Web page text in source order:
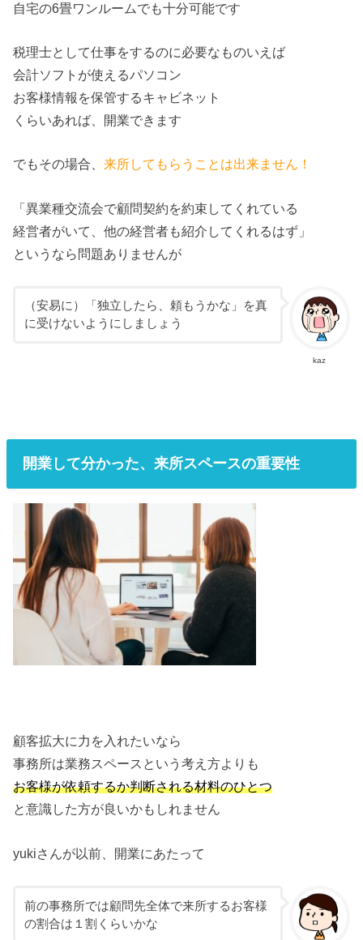
自宅の6畳ワンルームでも十分可能です
税理士として仕事をするのに必要なものいえば
会計ソフトが使えるパソコン
お客様情報を保管するキャビネット
くらいあれば、開業できます
でもその場合、来所してもらうことは出来ません！
「異業種交流会で顧問契約を約束してくれている
経営者がいて、他の経営者も紹介してくれるはず」
というなら問題ありませんが
kaz
（安易に）「独立したら、頼もうかな」を真
に受けないようにしましょう
開業して分かった、来所スペースの重要性
顧客拡大に力を入れたいなら
事務所は業務スペースという考え方よりも
お客様が依頼するか判断される材料のひとつ
と意識した方が良いかもしれません
yukiさんが以前、開業にあたって
前の事務所では顧問先全体で来所するお客様
の割合は１割くらいかな